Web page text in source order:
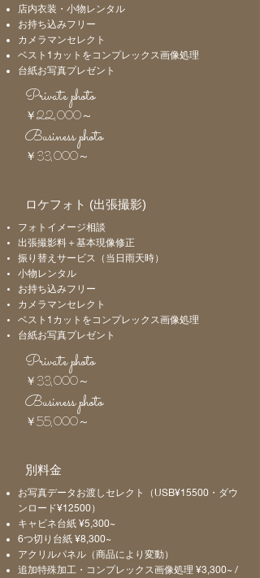
店内衣装・小物レンタル
​お持ち込みフリー
​カメラマンセレクト
ベスト1カットをコンプレックス画像処理
台紙お写真プレゼント
Private photo
￥22,000～
Business photo
￥33,000～
​ロケフォト (出張撮影)
フォトイメージ相談
出張撮影料＋基本現像修正
​振り替えサービス（当日雨天時）
小物レンタル
お持ち込みフリー
​カメラマンセレクト
ベスト1カットをコンプレックス画像処理
台紙お写真プレゼント
Private photo
￥33,000～
Business photo
￥55,000～
別料金
お写真データお渡しセレクト（USB¥15500・ダウ
ンロード¥12500）
キャビネ台紙 ¥5,300~
6つ切り台紙 ¥8,300~
アクリルパネル（商品により変動）
追加特殊加工・コンプレックス画像処理 ¥3,300~ /